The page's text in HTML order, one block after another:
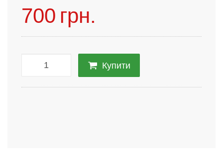
700 грн.
Купити